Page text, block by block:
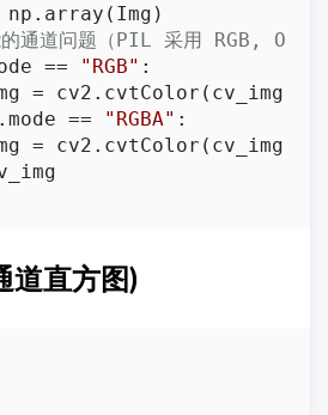
通道问题（PIL 采用 RGB,
== "RGB" :
= cv2.cvtColor(cv_img,
== "RGBA" :
= cv2.cvtColor(cv_img,
道直方图)